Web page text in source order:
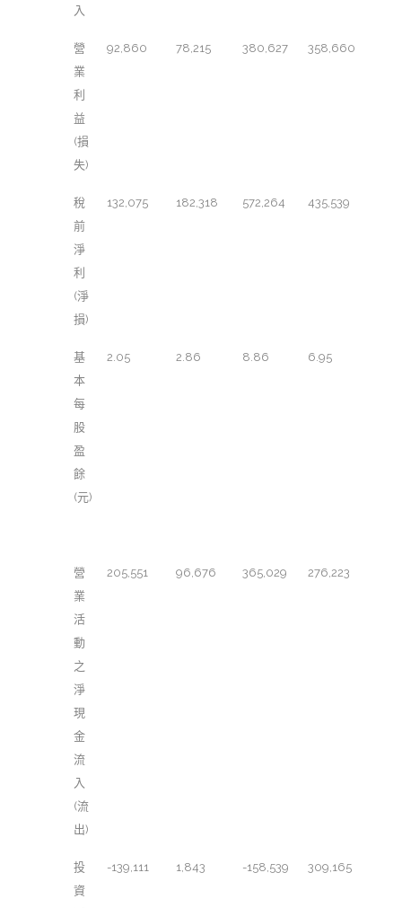
入
營
業
利
益
(損
失)
92,860 78,215 380,627 358,660
稅
前
淨
利
(淨
損)
132,075 182,318 572,264 435,539
基
本
每
股
盈
餘
(元)
2.05 2.86 8.86 6.95
營
業
活
動
之
淨
現
金
流
入
(流
出)
205,551 96,676 365,029 276,223
投
資
-139,111 1,843 -158,539 309,165